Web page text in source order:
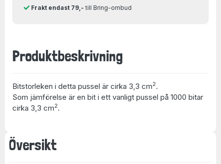
Översikt
Frakt endast 79,- till Bring-ombud
Produktbeskrivning
Bitstorleken i detta pussel är cirka 3,3 cm2.
Som jämförelse är en bit i ett vanligt pussel på 1000 bitar
cirka 3,3 cm2.